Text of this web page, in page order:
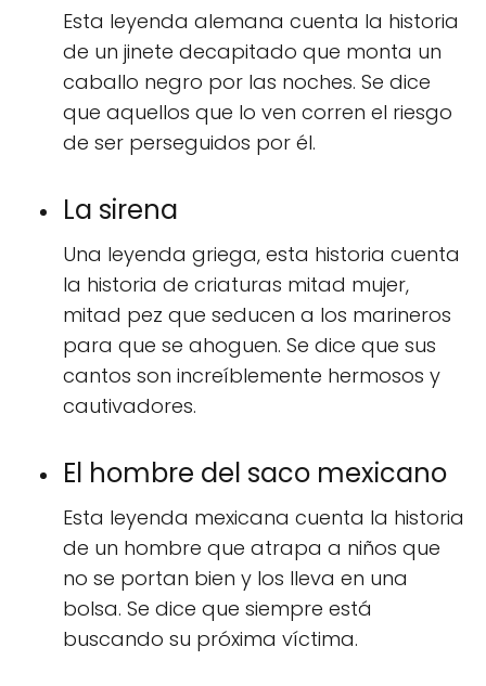
Esta leyenda alemana cuenta la historia
de un jinete decapitado que monta un
caballo negro por las noches. Se dice
que aquellos que lo ven corren el riesgo
de ser perseguidos por él.
La sirena
Una leyenda griega, esta historia cuenta
la historia de criaturas mitad mujer,
mitad pez que seducen a los marineros
para que se ahoguen. Se dice que sus
cantos son increíblemente hermosos y
cautivadores.
El hombre del saco mexicano
Esta leyenda mexicana cuenta la historia
de un hombre que atrapa a niños que
no se portan bien y los lleva en una
bolsa. Se dice que siempre está
buscando su próxima víctima.